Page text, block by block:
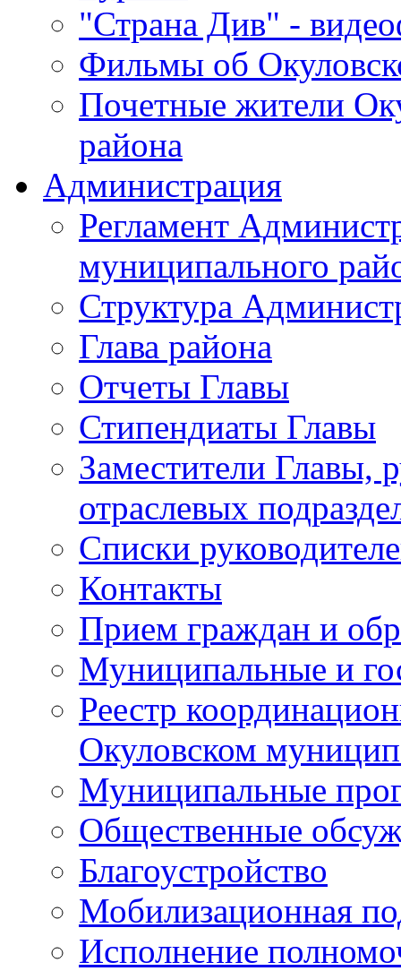
"Страна Див" -
Фильмы об
Почетные жители
района
Администрация
Регламент
муниципального
Структура
Глава района
Отчеты Главы
Стипендиаты Главы
Заместители Главы,
отраслевых
Списки
Контакты
Прием граждан и
Муниципальные и
Реестр
Окуловском
Муниципальные
Общественные
Благоустройство
Мобилизационная
Исполнение